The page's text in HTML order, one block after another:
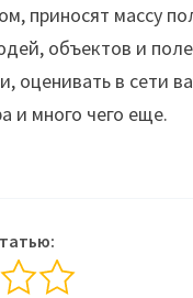
приносят массу
объектов и
оценивать в сети
и много чего еще.